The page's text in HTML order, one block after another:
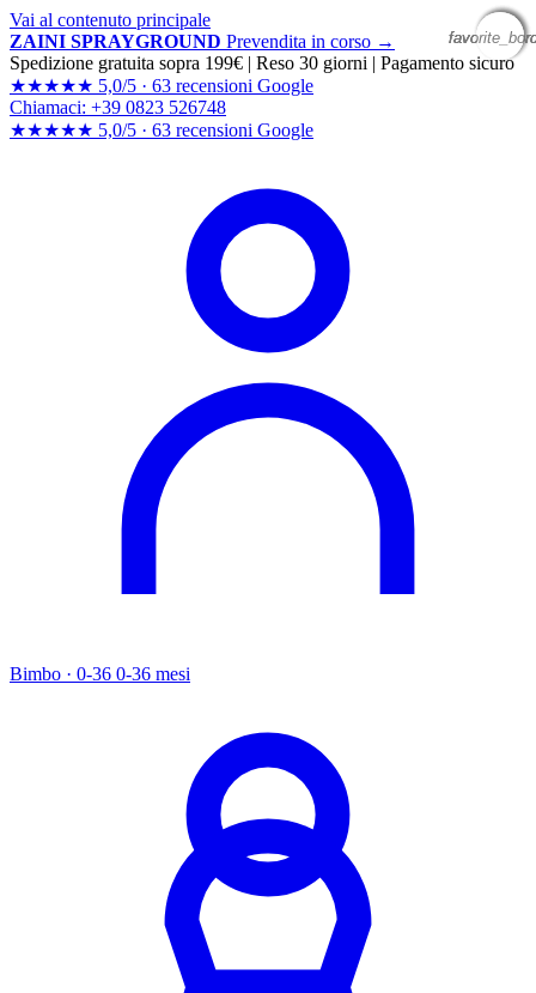
Vai al contenuto principale
ZAINI SPRAYGROUND Prevendita in corso →
Spedizione gratuita sopra 199€ | Reso 30 giorni | Pagamento sicuro
★★★★★ 5,0/5 · 63 recensioni Google
Chiamaci: +39 0823 526748
★★★★★ 5,0/5 · 63 recensioni Google
Bimbo · 0-36 0-36 mesi